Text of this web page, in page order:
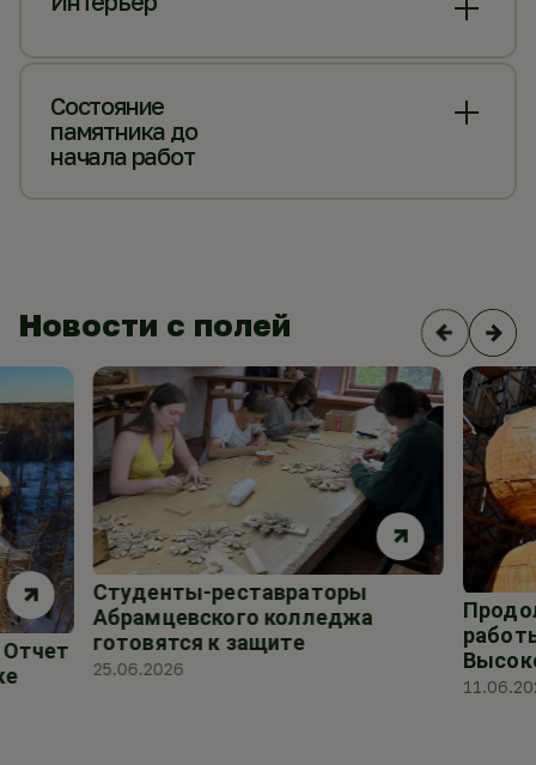
Состояние
памятника до
начала работ
Новости с полей
Студенты-реставраторы
Абрамцевского колледжа
готовятся к защите
25.06.2026